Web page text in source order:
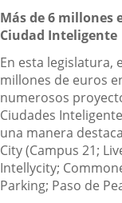
Más de 6 millones
Ciudad Inteligente
En esta legislatura,
millones de euros
numerosos
Ciudades
una manera
City (Campus 21;
Intellycity;
Parking; Paso de